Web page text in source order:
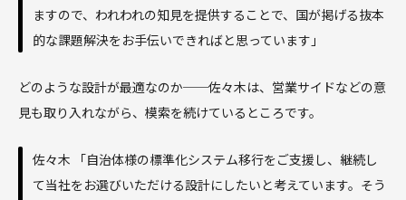
ますので、われわれの知見を提供することで、国が掲げる抜本
的な課題解決をお手伝いできればと思っています」
どのような設計が最適なのか──佐々木は、営業サイドなどの意
見も取り入れながら、模索を続けているところです。
佐々木 「自治体様の標準化システム移行をご支援し、継続し
て当社をお選びいただける設計にしたいと考えています。そう